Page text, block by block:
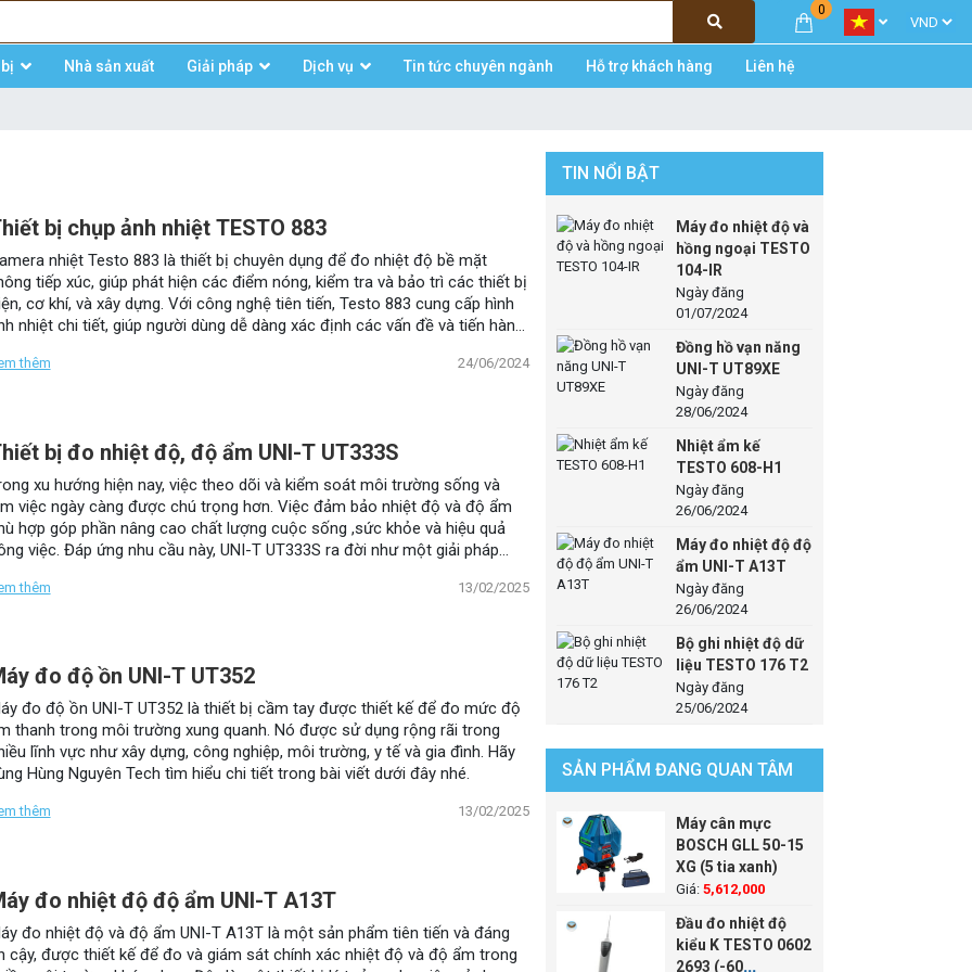
0
Nhà sản xuất Giải pháp Dịch vụ Tin tức chuyên ngành Hỗ trợ khách hàng Liên hệ
bị chụp ảnh nhiệt TESTO 883
nhiệt Testo 883 là thiết bị chuyên dụng để đo nhiệt độ bề mặt
tiếp xúc, giúp phát hiện các điểm nóng, kiểm tra và bảo trì các thiết bị
cơ khí, và xây dựng. Với công nghệ tiên tiến, Testo 883 cung cấp hình
nhiệt chi tiết, giúp người dùng dễ dàng xác định các vấn đề và tiến hành
thêm 24/06/2024
bị đo nhiệt độ, độ ẩm UNI-T UT333S
xu hướng hiện nay, việc theo dõi và kiểm soát môi trường sống và
việc ngày càng được chú trọng hơn. Việc đảm bảo nhiệt độ và độ ẩm
hợp góp phần nâng cao chất lượng cuộc sống ,sức khỏe và hiệu quả
việc. Đáp ứng nhu cầu này, UNI-T UT333S ra đời như một giải pháp
thêm 13/02/2025
đo độ ồn UNI-T UT352
đo độ ồn UNI-T UT352 là thiết bị cầm tay được thiết kế để đo mức độ
thanh trong môi trường xung quanh. Nó được sử dụng rộng rãi trong
lĩnh vực như xây dựng, công nghiệp, môi trường, y tế và gia đình. Hãy
Hùng Nguyên Tech tìm hiểu chi tiết trong bài viết dưới đây nhé.
thêm 13/02/2025
đo nhiệt độ độ ẩm UNI-T A13T
đo nhiệt độ và độ ẩm UNI-T A13T là một sản phẩm tiên tiến và đáng
cậy, được thiết kế để đo và giám sát chính xác nhiệt độ và độ ẩm trong
TIN NỔI BẬT
Máy đo nhiệt độ và
hồng ngoại TESTO
104-IR
Ngày đăng
01/07/2024
Đồng hồ vạn năng
UNI-T UT89XE
Ngày đăng
28/06/2024
Nhiệt ẩm kế
TESTO 608-H1
Ngày đăng
26/06/2024
Máy đo nhiệt độ độ
ẩm UNI-T A13T
Ngày đăng
26/06/2024
Bộ ghi nhiệt độ dữ
liệu TESTO 176 T2
Ngày đăng
25/06/2024
SẢN PHẨM ĐANG QUAN TÂM
Máy cân mực
BOSCH GLL 50-15
XG (5 tia xanh)
Giá: 5,612,000
Đầu đo nhiệt độ
kiểu K TESTO 0602
2693 (-60